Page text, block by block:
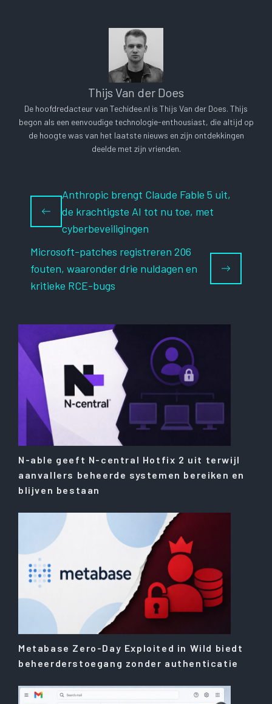
Thijs Van der Does
De hoofdredacteur van Techidee.nl is Thijs Van der Does. Thijs
begon als een eenvoudige technologie-enthousiast, die altijd op
de hoogte was van het laatste nieuws en zijn ontdekkingen
deelde met zijn vrienden.
Anthropic brengt Claude Fable 5 uit,
de krachtigste AI tot nu toe, met
cyberbeveiligingen
Microsoft-patches registreren 206
fouten, waaronder drie nuldagen en
kritieke RCE-bugs
N-able geeft N-central Hotfix 2 uit terwijl
aanvallers beheerde systemen bereiken en
blijven bestaan
Metabase Zero-Day Exploited in Wild biedt
beheerderstoegang zonder authenticatie